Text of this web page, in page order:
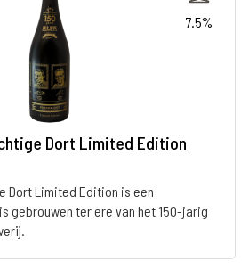
7.5%
Dort Limited Edition
Dort Limited Edition is een
gebrouwen ter ere van het 150-jarig